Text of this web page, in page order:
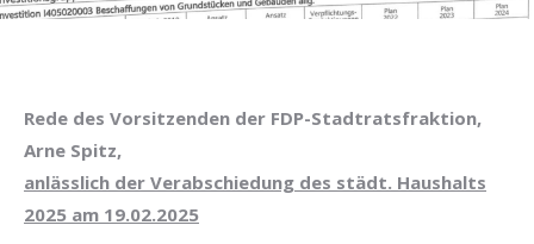
Rede des Vorsitzenden der FDP-Stadtratsfraktion,
Arne Spitz,
anlässlich der Verabschiedung des städt. Haushalts
2025 am 19.02.2025